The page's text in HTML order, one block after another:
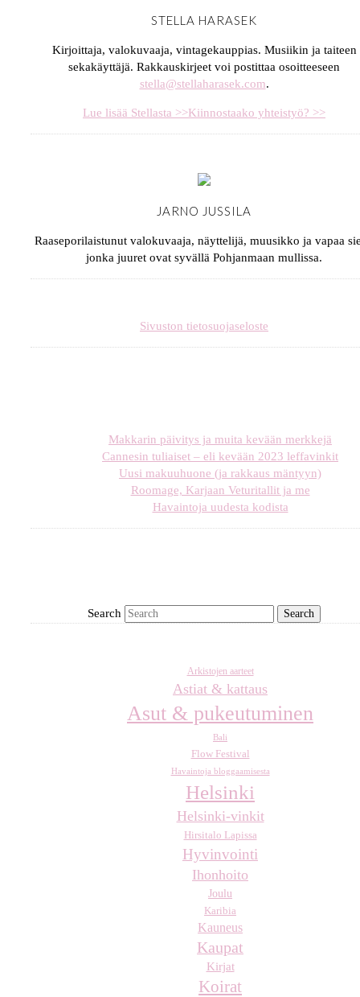
STELLA HARASEK
Kirjoittaja, valokuvaaja, vintagekauppias. Musiikin ja taiteen
sekakäyttäjä. Rakkauskirjeet voi postittaa osoitteeseen
stella@stellaharasek.com.
Lue lisää Stellasta >>Kiinnostaako yhteistyö? >>
JARNO JUSSILA
Raaseporilaistunut valokuvaaja, näyttelijä, muusikko ja vapaa
jonka juuret ovat syvällä Pohjanmaan mullissa.
Sivuston tietosuojaseloste
Makkarin päivitys ja muita kevään merkkejä
Cannesin tuliaiset – eli kevään 2023 leffavinkit
Uusi makuuhuone (ja rakkaus mäntyyn)
Roomage, Karjaan Veturitallit ja me
Havaintoja uudesta kodista
Search
Arkistojen aarteet
Astiat & kattaus
Asut & pukeutuminen
Bali
Flow Festival
Havaintoja bloggaamisesta
Helsinki
Helsinki-vinkit
Hirsitalo Lapissa
Hyvinvointi
Ihonhoito
Joulu
Karibia
Kauneus
Kaupat
Kirjat
Koirat